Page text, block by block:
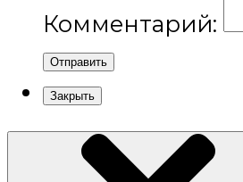
Комментарий:
Отправить
Закрыть